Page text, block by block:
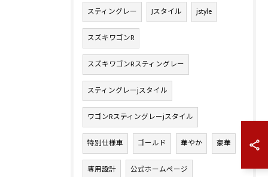
スティングレー Jスタイル jstyle
スズキワゴンR
スズキワゴンRスティングレー
スティングレーjスタイル
ワゴンRスティングレーjスタイル
特別仕様車 ゴールド 華やか 豪華
専用設計 公式ホームページ